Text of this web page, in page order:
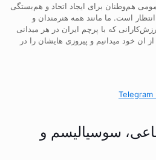
هم‌وطنان برای ایجاد اتحاد و هم‌بستگی
است. ما مانند همه هنرمندان و
که با پرچم ایران در هر میدانی
از ان خود میدانیم و پیروزی هایشان را در
Telegram
سوسیالیسم و